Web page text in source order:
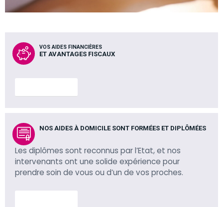
VOS AIDES FINANCIÈRES
ET AVANTAGES FISCAUX
NOS AIDES À DOMICILE SONT FORMÉES ET DIPLÔMÉES
Les diplômes sont reconnus par l’Etat, et nos
intervenants ont une solide expérience pour
prendre soin de vous ou d’un de vos proches.